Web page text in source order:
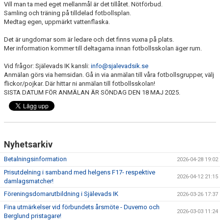
SPELARE - INFORMATION
LEDARE - INFORMATION
Vill man ta med eget mellanmål är det tillåtet. Nötförbud.
Samling och träning på tilldelad fotbollsplan.
Medtag egen, uppmärkt vattenflaska.
Det är ungdomar som är ledare och det finns vuxna på plats.
Mer information kommer till deltagarna innan fotbollsskolan äger rum.
Vid frågor: Själevads IK kansli: info@sjalevadsik.se
Anmälan görs via hemsidan. Gå in via anmälan till våra fotbollsgrupper, välj
flickor/pojkar. Där hittar ni anmälan till fotbollsskolan!
SISTA DATUM FÖR ANMÄLAN ÄR SÖNDAG DEN 18 MAJ 2025.
Nyhetsarkiv
Betalningsinformation 2026-04-28 19:02
Prisutdelning i samband med helgens F17- respektive
damlagsmatcher!
2026-04-12 21:15
Föreningsdomarutbildning i Själevads IK 2026-03-26 17:37
Fina utmärkelser vid förbundets årsmöte - Duvemo och
Berglund pristagare!
2026-03-03 11:24